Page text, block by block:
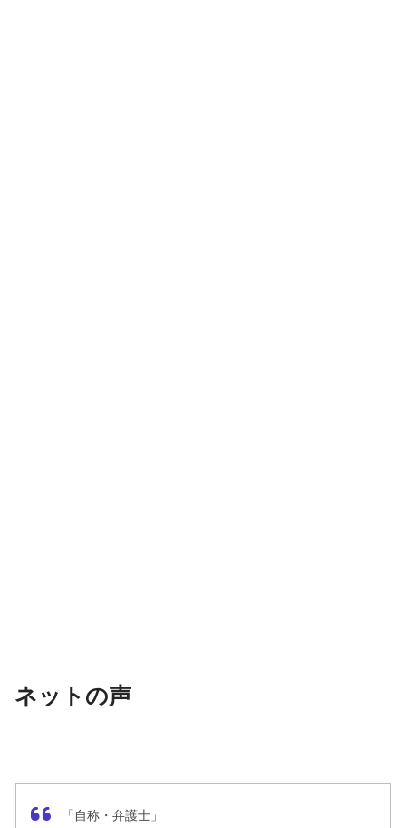
ネットの声
「自称・弁護士」